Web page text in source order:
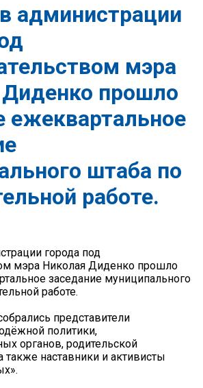
администрации
мэра
прошло
ежеквартальное
штаба по
работе.
города под
мэра Николая Диденко прошло
заседание муниципального
работе.
представители
политики,
органов, родительской
также наставники и активисты